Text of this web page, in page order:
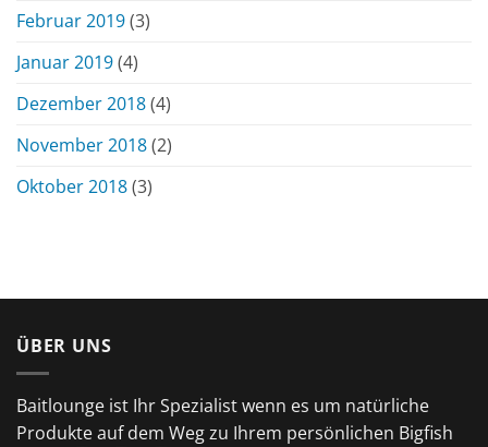
Februar 2019(3)
Januar 2019(4)
Dezember 2018(4)
November 2018(2)
Oktober 2018(3)
ÜBER UNS
Baitlounge ist Ihr Spezialist wenn es um natürliche
Produkte auf dem Weg zu Ihrem persönlichen Bigfish